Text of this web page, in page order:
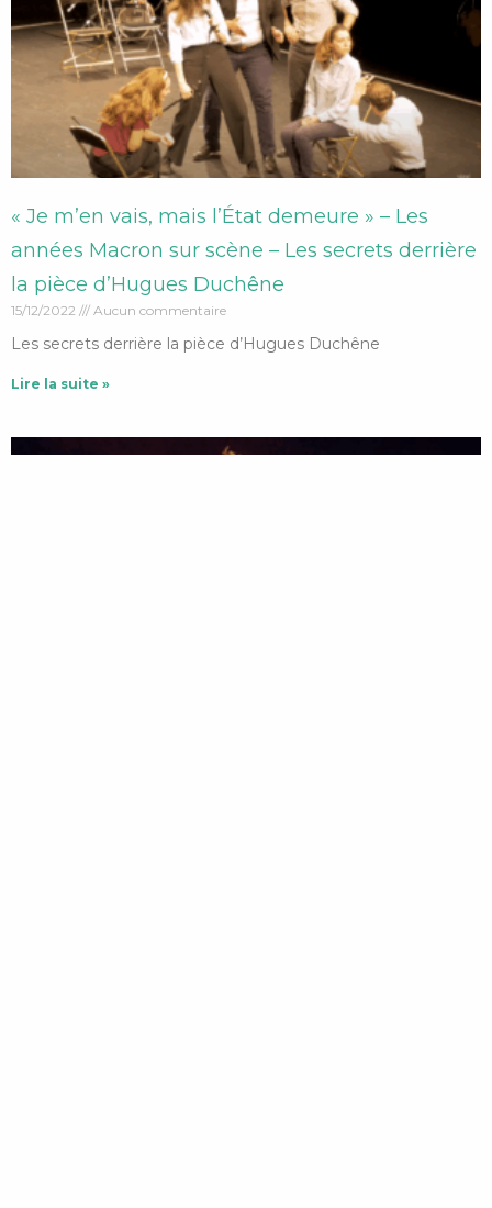
« Je m’en vais, mais l’État demeure » – Les
années Macron sur scène – Les secrets derrière
la pièce d’Hugues Duchêne
15/12/2022 Aucun commentaire
Les secrets derrière la pièce d’Hugues Duchêne
Lire la suite »